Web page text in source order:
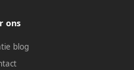
ons
blog